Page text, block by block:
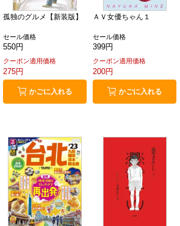
孤独のグルメ【新装版】
セール価格
550円
クーポン適用価格
275円
かごに入れる
ＡＶ女優ちゃん１
セール価格
399円
クーポン適用価格
200円
かごに入れる